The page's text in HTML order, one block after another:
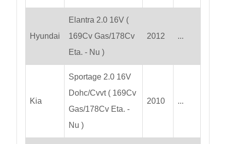
Hyundai
Elantra 2.0 16V (
169Cv Gas/178Cv
Eta. - Nu )
2012 ...
Kia
Sportage 2.0 16V
Dohc/Cvvt ( 169Cv
Gas/178Cv Eta. -
Nu )
2010 ...